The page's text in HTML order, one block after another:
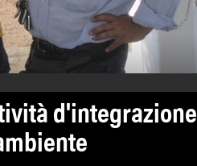
d'integrazione